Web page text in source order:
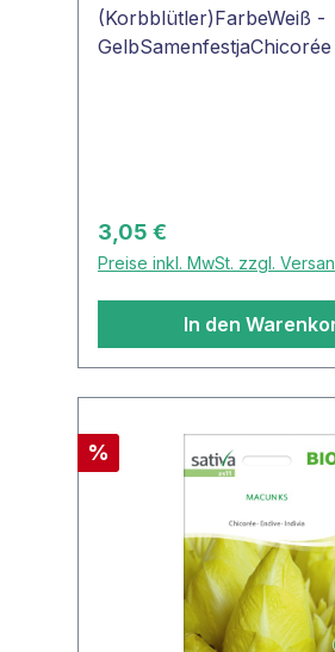
(Korbblütler)FarbeWeiß -
Regulärer Preis:
3,05 €
Preise inkl. MwSt. zzgl.
In den
Rabatt
%